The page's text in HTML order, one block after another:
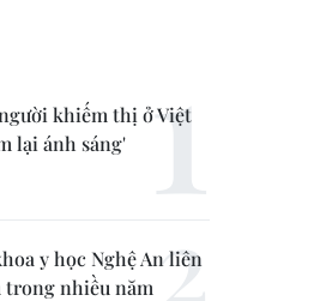
khiếm thị ở Việt
lại ánh sáng'
y học Nghệ An liên
trong nhiều năm